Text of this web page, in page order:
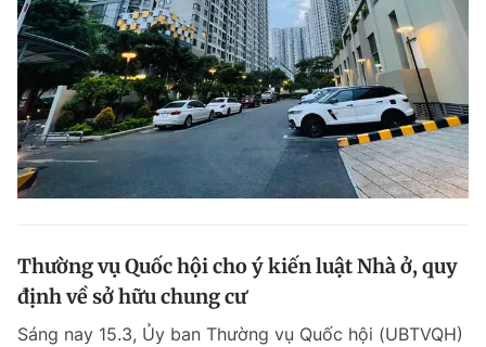
Giấy phép xuất bản số 110/GP - BTTTT cấp ngày 24.3.2020
© 2003-2026 Bản quyền thuộc về Báo Thanh Niên. Cấm sao chép
dưới mọi hình thức nếu không có sự chấp thuận bằng văn bản.
Phát triển bởi ePi Technologies, JSC.
Thường vụ Quốc hội cho ý kiến luật Nhà ở, quy
định về sở hữu chung cư
Sáng nay 15.3, Ủy ban Thường vụ Quốc hội (UBTVQH)